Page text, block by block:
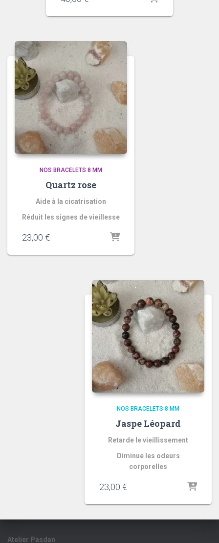
NOS BRACELETS 8 MM
Quartz rose
Aide à la cicatrisation
Réduit les signes de vieillesse
23,00 €
NOS BRACELETS 8 MM
Jaspe Léopard
Retarde le vieillissement
Diminue les odeurs
corporelles
23,00 €
Atelier Pasdan